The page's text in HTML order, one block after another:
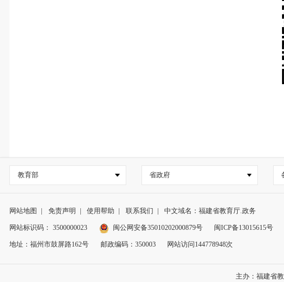
教育部 省政府
网站地图 免责声明 使用帮助 联系我们 中文域名：福建省教育厅.政务
网站标识码： 3500000023 闽公网安备35010202000879号 闽ICP备13015615号
地址：福州市鼓屏路162号 邮政编码：350003 网站访问144778948次
主办：福建省